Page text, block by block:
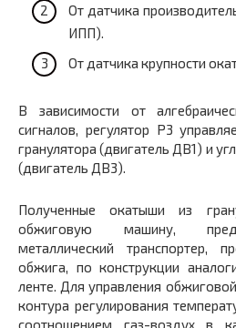
От датчика
ИПП).
От датчика крупности
В зависимости от
сигналов, регулятор Р3
гранулятора (двигатель ДВ1) и
(двигатель ДВ3).
Полученные окатыши из
обжиговую машину,
металлический транспортер,
обжига, по конструкции
ленте. Для управления
контура регулирования
соотношением газ-воздух в